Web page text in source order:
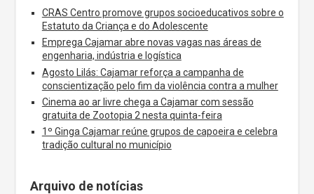
CRAS Centro promove grupos socioeducativos sobre o
Estatuto da Criança e do Adolescente
Emprega Cajamar abre novas vagas nas áreas de
engenharia, indústria e logística
Agosto Lilás: Cajamar reforça a campanha de
conscientização pelo fim da violência contra a mulher
Cinema ao ar livre chega a Cajamar com sessão
gratuita de Zootopia 2 nesta quinta-feira
1º Ginga Cajamar reúne grupos de capoeira e celebra
tradição cultural no município
Arquivo de notícias